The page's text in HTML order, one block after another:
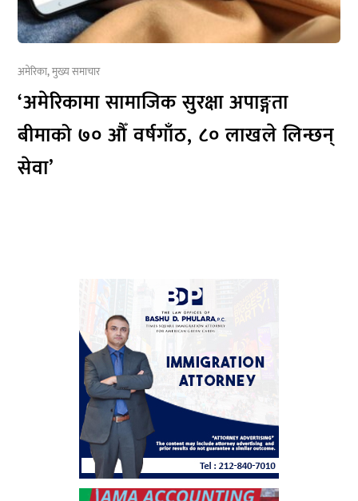
अमेरिका,मुख्य समाचार
‘अमेरिकामा सामाजिक सुरक्षा अपाङ्गता
बीमाको ७० औँ वर्षगाँठ, ८० लाखले लिन्छन्
सेवा’